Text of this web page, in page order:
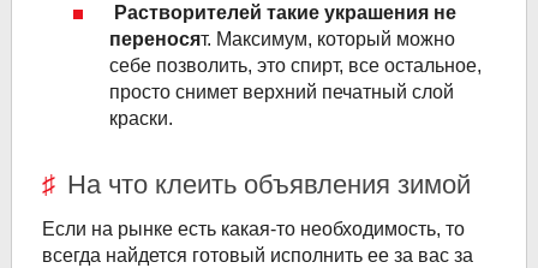
Растворителей такие украшения не
переносят. Максимум, который можно
себе позволить, это спирт, все остальное,
просто снимет верхний печатный слой
краски.
На что клеить объявления зимой
Если на рынке есть какая-то необходимость, то
всегда найдется готовый исполнить ее за вас за